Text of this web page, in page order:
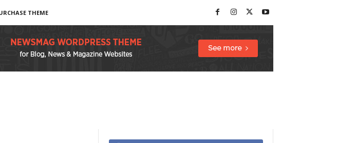
THEME